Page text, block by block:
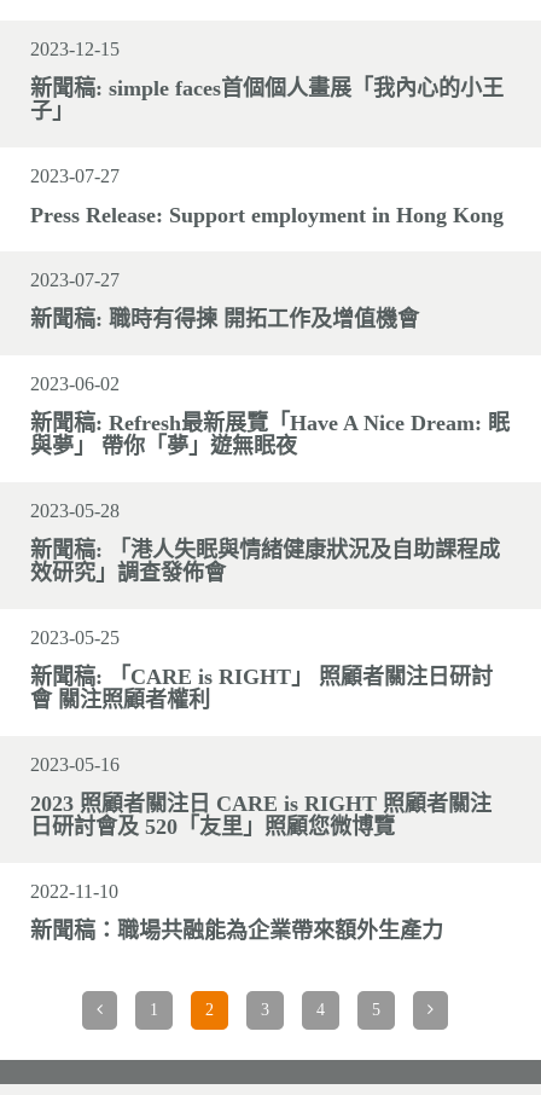
2023-12-15
新聞稿: simple faces首個個人畫展「我內心的小王
子」
2023-07-27
Press Release: Support employment in Hong Kong
2023-07-27
新聞稿: 職時有得揀 開拓工作及增值機會
2023-06-02
新聞稿: Refresh最新展覽「Have A Nice Dream: 眠
與夢」 帶你「夢」遊無眠夜
2023-05-28
新聞稿: 「港人失眠與情緒健康狀況及自助課程成
效研究」調查發佈會
2023-05-25
新聞稿: 「CARE is RIGHT」 照顧者關注日研討
會 關注照顧者權利
2023-05-16
2023 照顧者關注日 CARE is RIGHT 照顧者關注
日研討會及 520「友里」照顧您微博覽
2022-11-10
新聞稿：職場共融能為企業帶來額外生產力
1 2 3 4 5